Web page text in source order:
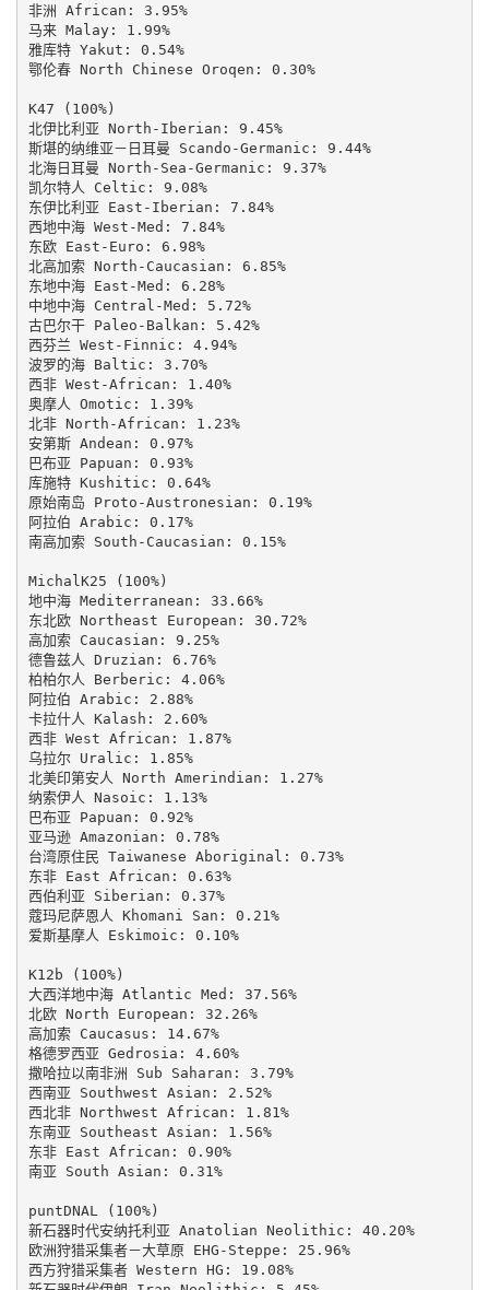
非洲 African: 3.95%
马来 Malay: 1.99%
雅库特 Yakut: 0.54%
鄂伦春 North Chinese Oroqen: 0.30%
K47 (100%)
北伊比利亚 North-Iberian: 9.45%
斯堪的纳维亚－日耳曼 Scando-Germanic: 9.44%
北海日耳曼 North-Sea-Germanic: 9.37%
凯尔特人 Celtic: 9.08%
东伊比利亚 East-Iberian: 7.84%
西地中海 West-Med: 7.84%
东欧 East-Euro: 6.98%
北高加索 North-Caucasian: 6.85%
东地中海 East-Med: 6.28%
中地中海 Central-Med: 5.72%
古巴尔干 Paleo-Balkan: 5.42%
西芬兰 West-Finnic: 4.94%
波罗的海 Baltic: 3.70%
西非 West-African: 1.40%
奥摩人 Omotic: 1.39%
北非 North-African: 1.23%
安第斯 Andean: 0.97%
巴布亚 Papuan: 0.93%
库施特 Kushitic: 0.64%
原始南岛 Proto-Austronesian: 0.19%
阿拉伯 Arabic: 0.17%
南高加索 South-Caucasian: 0.15%
MichalK25 (100%)
地中海 Mediterranean: 33.66%
东北欧 Northeast European: 30.72%
高加索 Caucasian: 9.25%
德鲁兹人 Druzian: 6.76%
柏柏尔人 Berberic: 4.06%
阿拉伯 Arabic: 2.88%
卡拉什人 Kalash: 2.60%
西非 West African: 1.87%
乌拉尔 Uralic: 1.85%
北美印第安人 North Amerindian: 1.27%
纳索伊人 Nasoic: 1.13%
巴布亚 Papuan: 0.92%
亚马逊 Amazonian: 0.78%
台湾原住民 Taiwanese Aboriginal: 0.73%
东非 East African: 0.63%
西伯利亚 Siberian: 0.37%
蔻玛尼萨恩人 Khomani San: 0.21%
爱斯基摩人 Eskimoic: 0.10%
K12b (100%)
大西洋地中海 Atlantic Med: 37.56%
北欧 North European: 32.26%
高加索 Caucasus: 14.67%
格德罗西亚 Gedrosia: 4.60%
撒哈拉以南非洲 Sub Saharan: 3.79%
西南亚 Southwest Asian: 2.52%
西北非 Northwest African: 1.81%
东南亚 Southeast Asian: 1.56%
东非 East African: 0.90%
南亚 South Asian: 0.31%
puntDNAL (100%)
新石器时代安纳托利亚 Anatolian Neolithic: 40.20%
欧洲狩猎采集者－大草原 EHG-Steppe: 25.96%
西方狩猎采集者 Western HG: 19.08%